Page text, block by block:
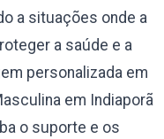
a situações onde a
a saúde e a
personalizada em
em Indiaporã
o suporte e os